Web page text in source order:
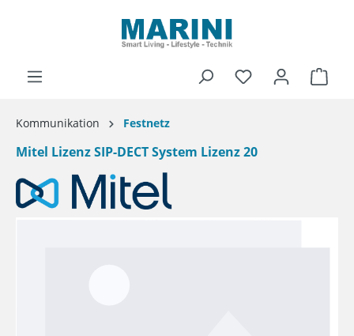
Kommunikation Festnetz
Mitel Lizenz SIP-DECT System Lizenz 20